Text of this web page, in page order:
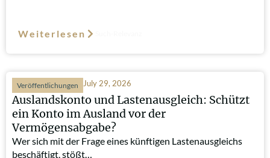
Weiterlesen
Veröffentlichungen July 29, 2026
Auslandskonto und Lastenausgleich: Schützt
ein Konto im Ausland vor der
Vermögensabgabe?
Wer sich mit der Frage eines künftigen Lastenausgleichs
beschäftigt, stößt…